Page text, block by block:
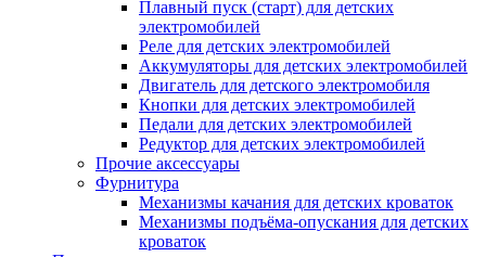
Плавный пуск (старт) для детских
электромобилей
Реле для детских электромобилей
Аккумуляторы для детских электромобилей
Двигатель для детского электромобиля
Кнопки для детских электромобилей
Педали для детских электромобилей
Редуктор для детских электромобилей
Прочие аксессуары
Фурнитура
Механизмы качания для детских кроваток
Механизмы подъёма-опускания для детских
кроваток